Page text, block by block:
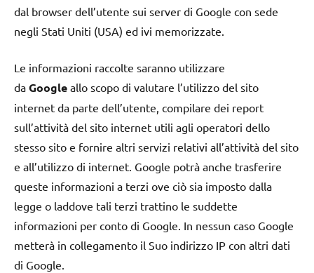
dal browser dell’utente sui server di Google con sede
negli Stati Uniti (USA) ed ivi memorizzate.
Le informazioni raccolte saranno utilizzare
da Google allo scopo di valutare l’utilizzo del sito
internet da parte dell’utente, compilare dei report
sull’attività del sito internet utili agli operatori dello
stesso sito e fornire altri servizi relativi all’attività del sito
e all’utilizzo di internet. Google potrà anche trasferire
queste informazioni a terzi ove ciò sia imposto dalla
legge o laddove tali terzi trattino le suddette
informazioni per conto di Google. In nessun caso Google
metterà in collegamento il Suo indirizzo IP con altri dati
di Google.